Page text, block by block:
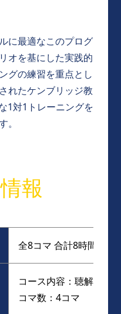
に最適なこのプログ
オを基にした実践的
グの練習を重点とし
れたケンブリッジ教
1対1トレーニングを
。
報
全8コマ 合計8時間（選
コース内容：聴解、読
コマ数：4コマ